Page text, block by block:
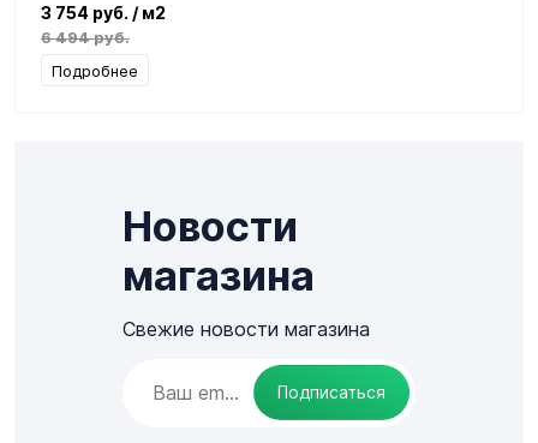
3 754 руб. / м2
6 494 руб.
Подробнее
Новости
магазина
Свежие новости магазина
Подписаться